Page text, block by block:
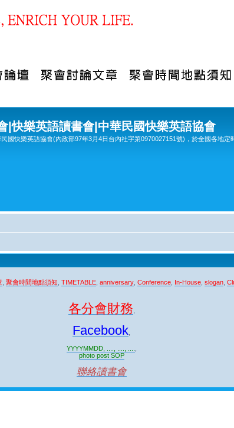
|快樂英語讀書會|中華民國快樂英語協會
國快樂英語協會(內政部97年3月4日台內社字第0970027151號)，於全國各地定
聚會時間地點須知 TIMETABLE anniversary Conference In-House slogan
各分會財務
Facebook
YYYYMMDD, ...., ...., ....
photo post SOP
聯絡讀書會